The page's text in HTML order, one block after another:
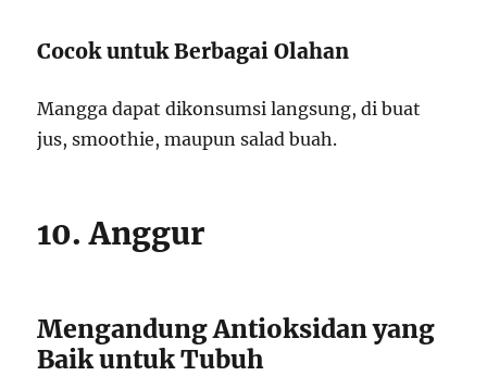
Cocok untuk Berbagai Olahan
Mangga dapat dikonsumsi langsung, di buat
jus, smoothie, maupun salad buah.
10. Anggur
Mengandung Antioksidan yang
Baik untuk Tubuh